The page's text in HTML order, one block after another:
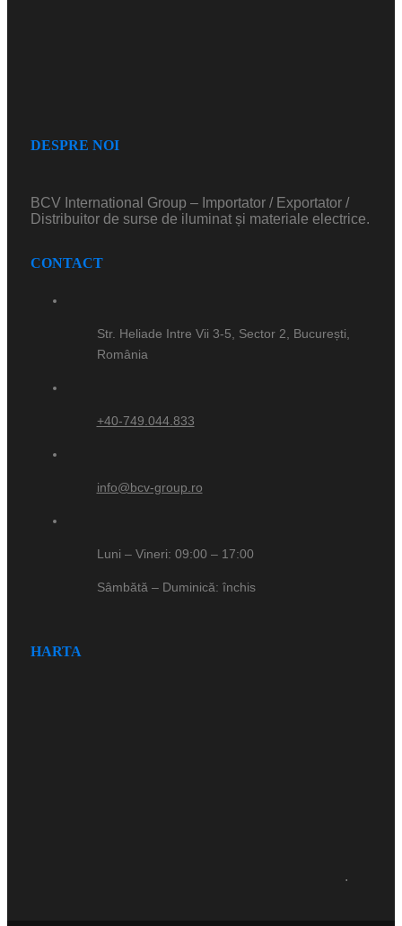
DESPRE NOI
BCV International Group – Importator / Exportator /
Distribuitor de surse de iluminat și materiale electrice.
CONTACT
Str. Heliade Intre Vii 3-5, Sector 2, București,
România
+40-749.044.833
info@bcv-group.ro
Luni – Vineri: 09:00 – 17:00
Sâmbătă – Duminică: închis
HARTA
.